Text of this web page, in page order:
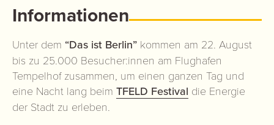
Informationen
Unter dem “Das ist Berlin” kommen am 22. August
bis zu 25.000 Besucher:innen am Flughafen
Tempelhof zusammen, um einen ganzen Tag und
eine Nacht lang beim TFELD Festival die Energie
der Stadt zu erleben.